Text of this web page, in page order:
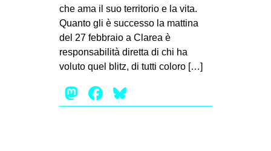
che ama il suo territorio e la vita.
Quanto gli è successo la mattina
del 27 febbraio a Clarea è
responsabilità diretta di chi ha
voluto quel blitz, di tutti coloro […]
Mastodon
Facebook